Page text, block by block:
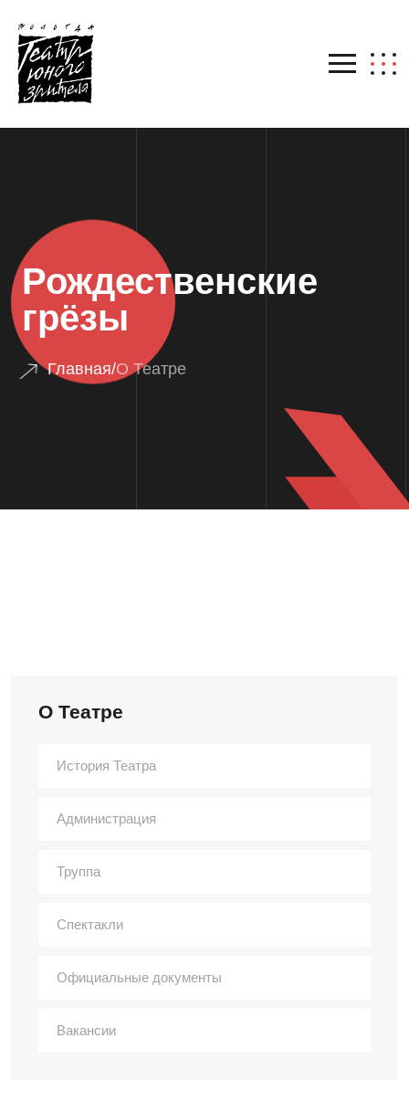
Рождественские
грёзы
Главная/О Театре
О Театре
История Театра
Администрация
Труппа
Спектакли
Официальные документы
Вакансии